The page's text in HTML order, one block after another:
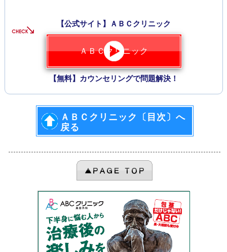
【公式サイト】ＡＢＣクリニック
ＡＢＣクリニック
【無料】カウンセリングで問題解決！
ＡＢＣクリニック〔目次〕へ
戻る